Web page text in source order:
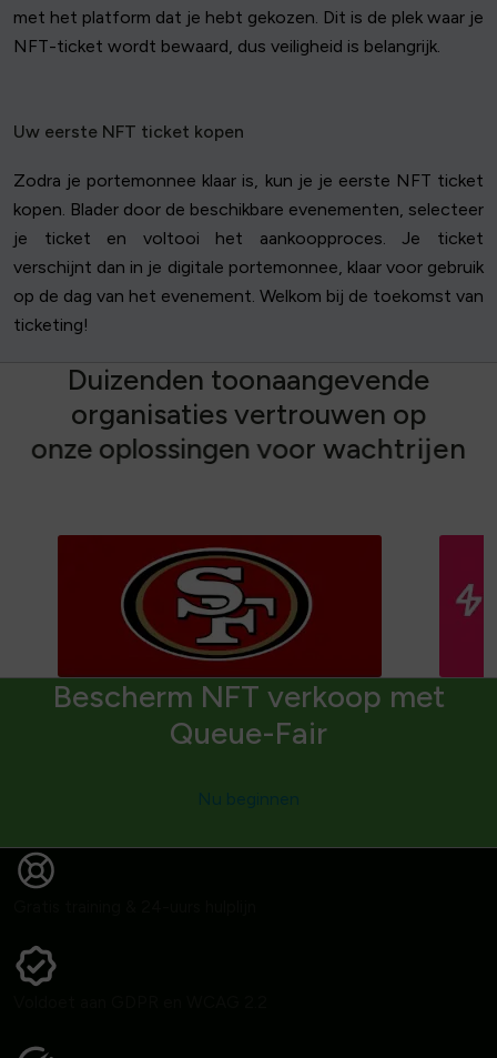
met het platform dat je hebt gekozen. Dit is de plek waar je
NFT-ticket wordt bewaard, dus veiligheid is belangrijk.
Uw eerste NFT ticket kopen
Zodra je portemonnee klaar is, kun je je eerste NFT ticket
kopen. Blader door de beschikbare evenementen, selecteer
je ticket en voltooi het aankoopproces. Je ticket
verschijnt dan in je digitale portemonnee, klaar voor gebruik
op de dag van het evenement. Welkom bij de toekomst van
ticketing!
Duizenden toonaangevende
organisatiesvertrouwen op
onze oplossingen voor wachtrijen
Bescherm NFT verkoop met
Queue-Fair